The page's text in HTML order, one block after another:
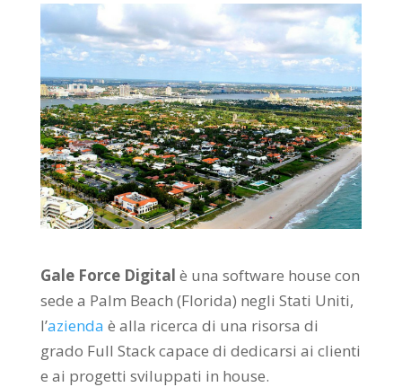
Gale Force Digital è una software house con
sede a Palm Beach (Florida) negli Stati Uniti,
l’azienda è alla ricerca di una risorsa di
grado Full Stack capace di dedicarsi ai clienti
e ai progetti sviluppati in house.